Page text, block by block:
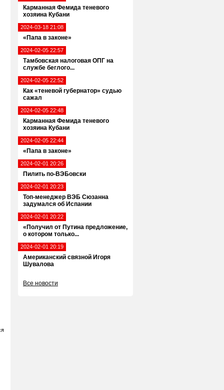
Карманная Фемида теневого
хозяина Кубани
2024-03-18 21:08
«Папа в законе»
2024-02-05 22:57
Тамбовская налоговая ОПГ на
службе беглого...
2024-02-05 22:52
Как «теневой губернатор» судью
сажал
2024-02-05 22:48
Карманная Фемида теневого
хозяина Кубани
2024-02-05 22:44
«Папа в законе»
2024-02-01 20:26
Пилить по-ВЭБовски
2024-02-01 20:23
Топ-менеджер ВЭБ Сюзанна
задумался об Испании
2024-02-01 20:22
«Получил от Путина предложение,
о котором только...
2024-02-01 20:19
Американский связной Игоря
Шувалова
Все новости